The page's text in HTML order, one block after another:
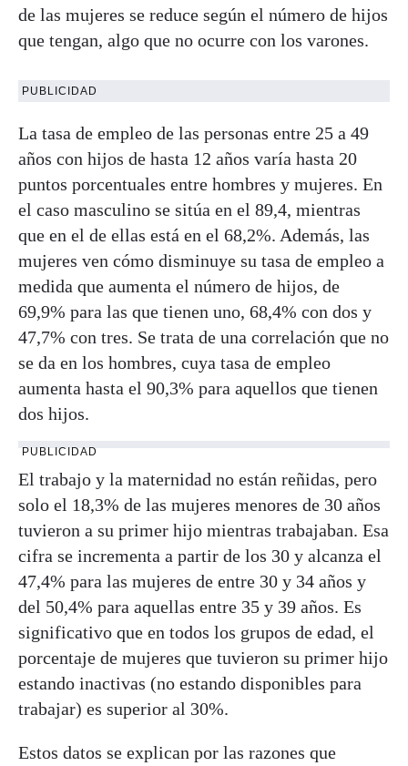
de las mujeres se reduce según el número de hijos
que tengan, algo que no ocurre con los varones.
PUBLICIDAD
La tasa de empleo de las personas entre 25 a 49
años con hijos de hasta 12 años varía hasta 20
puntos porcentuales entre hombres y mujeres. En
el caso masculino se sitúa en el 89,4, mientras
que en el de ellas está en el 68,2%. Además, las
mujeres ven cómo disminuye su tasa de empleo a
medida que aumenta el número de hijos, de
69,9% para las que tienen uno, 68,4% con dos y
47,7% con tres. Se trata de una correlación que no
se da en los hombres, cuya tasa de empleo
aumenta hasta el 90,3% para aquellos que tienen
dos hijos.
PUBLICIDAD
El trabajo y la maternidad no están reñidas, pero
solo el 18,3% de las mujeres menores de 30 años
tuvieron a su primer hijo mientras trabajaban. Esa
cifra se incrementa a partir de los 30 y alcanza el
47,4% para las mujeres de entre 30 y 34 años y
del 50,4% para aquellas entre 35 y 39 años. Es
significativo que en todos los grupos de edad, el
porcentaje de mujeres que tuvieron su primer hijo
estando inactivas (no estando disponibles para
trabajar) es superior al 30%.
Estos datos se explican por las razones que